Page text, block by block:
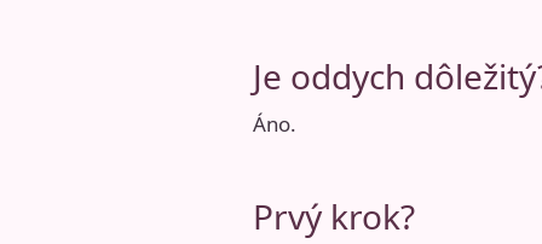
Je oddych
Áno.
Prvý krok?